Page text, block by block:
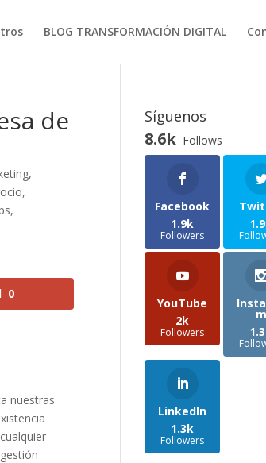
BLOG TRANSFORMACIÓN DIGITAL
de
,
,
,
0
nuestras
Síguenos
8.6k Follows
Facebook
1.9k
Followers
YouTube
2k
Followers
m
LinkedIn
1.3k
Followers